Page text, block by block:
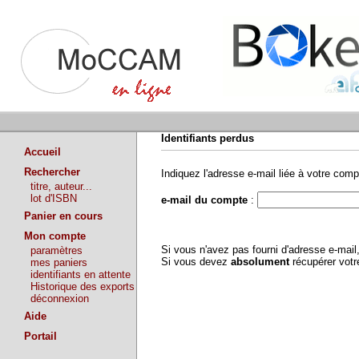
Accueil
Rechercher
titre, auteur...
lot d'ISBN
Panier en cours
Mon compte
paramètres
mes paniers
identifiants en attente
Historique des exports
déconnexion
Aide
Portail
Identifiants perdus
Indiquez l'adresse e-mail liée à votre
e-mail du compte :
Si vous n'avez pas fourni d'adresse e-
Si vous devez absolumentrécupérer